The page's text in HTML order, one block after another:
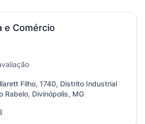
e Comércio
Filho, 1740, Distrito Industrial
Rabelo, Divinópolis, MG